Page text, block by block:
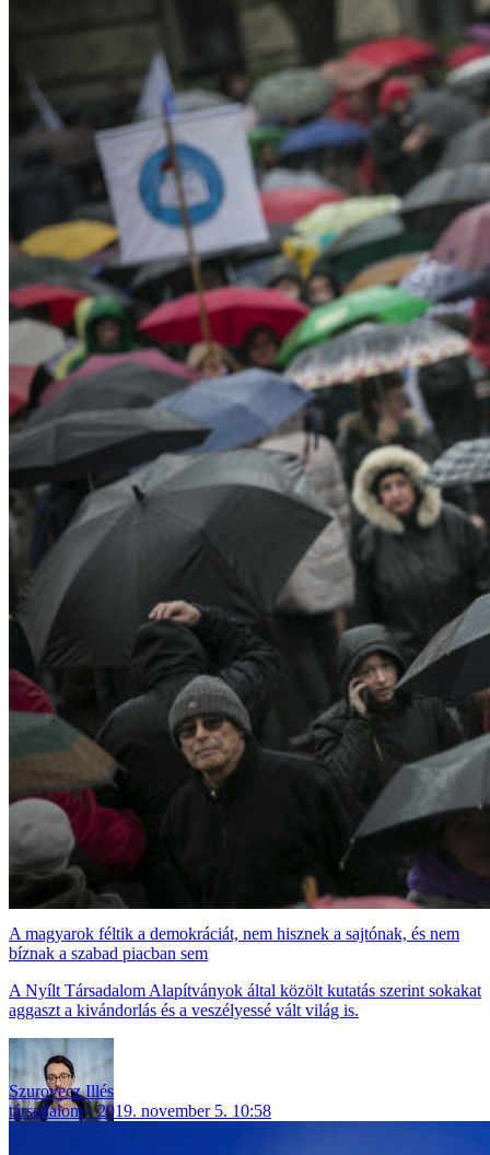
A magyarok féltik a demokráciát, nem hisznek a sajtónak, és nem
bíznak a szabad piacban sem
A Nyílt Társadalom Alapítványok által közölt kutatás szerint sokakat
aggaszt a kivándorlás és a veszélyessé vált világ is.
Szurovecz Illés
társadalom
2019. november 5. 10:58